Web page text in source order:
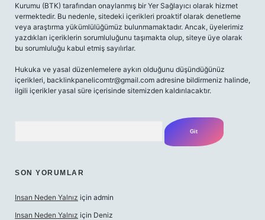
Kurumu (BTK) tarafından onaylanmış bir Yer Sağlayıcı olarak hizmet
vermektedir. Bu nedenle, sitedeki içerikleri proaktif olarak denetleme
veya araştırma yükümlülüğümüz bulunmamaktadır. Ancak, üyelerimiz
yazdıkları içeriklerin sorumluluğunu taşımakta olup, siteye üye olarak
bu sorumluluğu kabul etmiş sayılırlar.
Hukuka ve yasal düzenlemelere aykırı olduğunu düşündüğünüz
içerikleri, backlinkpanelicomtr@gmail.com adresine bildirmeniz halinde,
ilgili içerikler yasal süre içerisinde sitemizden kaldırılacaktır.
SON YORUMLAR
Insan Neden Yalnız için admin
Insan Neden Yalnız için Deniz